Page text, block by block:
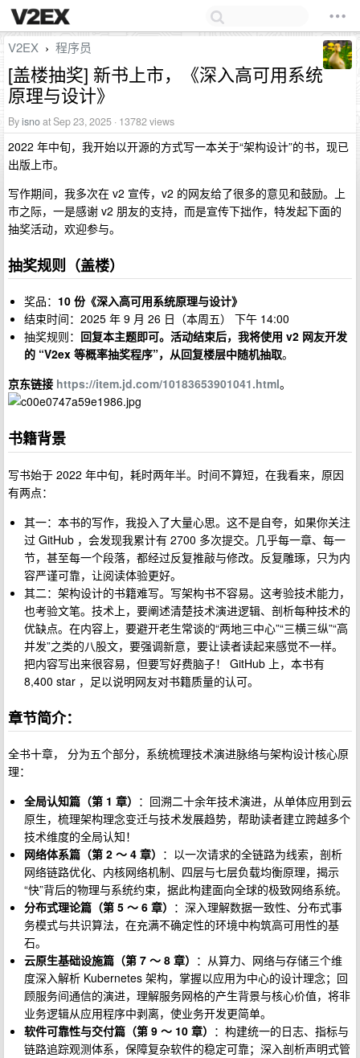
V2EX › 程序员
[盖楼抽奖] 新书上市，《深入高可用系统
原理与设计》
Byisnoat Sep 23, 2025 · 13782 views
2022 年中旬，我开始以开源的方式写一本关于“架构设计”的书，现已
出版上市。
写作期间，我多次在 v2 宣传，v2 的网友给了很多的意见和鼓励。上
市之际，一是感谢 v2 朋友的支持，而是宣传下拙作，特发起下面的
抽奖活动，欢迎参与。
抽奖规则（盖楼）
奖品： 10 份《深入高可用系统原理与设计》
结束时间：2025 年 9 月 26 日（本周五） 下午 14:00
抽奖规则： 回复本主题即可。活动结束后，我将使用 v2 网友开发
的 “V2ex 等概率抽奖程序”，从回复楼层中随机抽取。
京东链接 https://item.jd.com/10183653901041.html。
书籍背景
写书始于 2022 年中旬，耗时两年半。时间不算短，在我看来，原因
有两点：
其一：本书的写作，我投入了大量心思。这不是自夸，如果你关注
过 GitHub ，会发现我累计有 2700 多次提交。几乎每一章、每一
节，甚至每一个段落，都经过反复推敲与修改。反复雕琢，只为内
容严谨可靠，让阅读体验更好。
其二：架构设计的书籍难写。写架构书不容易。这考验技术能力，
也考验文笔。技术上，要阐述清楚技术演进逻辑、剖析每种技术的
优缺点。在内容上，要避开老生常谈的“两地三中心”“三横三纵”“高
并发”之类的八股文，要强调新意，要让读者读起来感觉不一样。
把内容写出来很容易，但要写好费脑子！ GitHub 上，本书有
8,400 star ，足以说明网友对书籍质量的认可。
章节简介：
全书十章， 分为五个部分，系统梳理技术演进脉络与架构设计核心原
理：
全局认知篇（第 1 章） ：回溯二十余年技术演进，从单体应用到云
原生，梳理架构理念变迁与技术发展趋势，帮助读者建立跨越多个
技术维度的全局认知！
网络体系篇（第 2 ～ 4 章） ：以一次请求的全链路为线索，剖析
网络链路优化、内核网络机制、四层与七层负载均衡原理，揭示
“快”背后的物理与系统约束，据此构建面向全球的极致网络系统。
分布式理论篇（第 5 ～ 6 章） ：深入理解数据一致性、分布式事
务模式与共识算法，在充满不确定性的环境中构筑高可用性的基
石。
云原生基础设施篇（第 7 ～ 8 章） ：从算力、网络与存储三个维
度深入解析 Kubernetes 架构，掌握以应用为中心的设计理念；回
顾服务间通信的演进，理解服务网格的产生背景与核心价值，将非
业务逻辑从应用程序中剥离，使业务开发更简单。
软件可靠性与交付篇（第 9 ～ 10 章） ：构建统一的日志、指标与
链路追踪观测体系，保障复杂软件的稳定可靠；深入剖析声明式管